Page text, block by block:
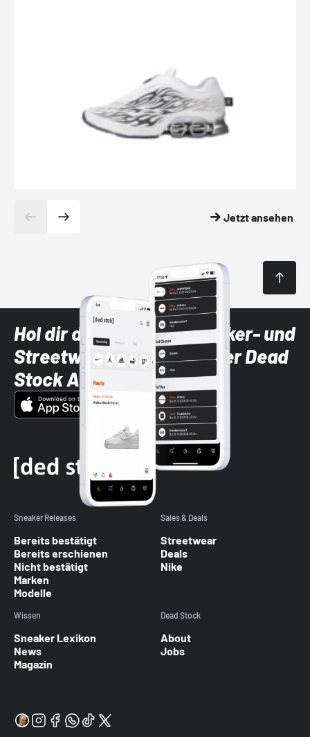
Jetzt ansehen
Hol dir die neuesten Sneaker- und
Streetwear-Brands mit der Dead
Stock App
Sneaker Releases
Bereits bestätigt
Bereits erschienen
Nicht bestätigt
Marken
Modelle
Sales & Deals
Streetwear
Deals
Nike
Wissen
Sneaker Lexikon
News
Magazin
Dead Stock
About
Jobs